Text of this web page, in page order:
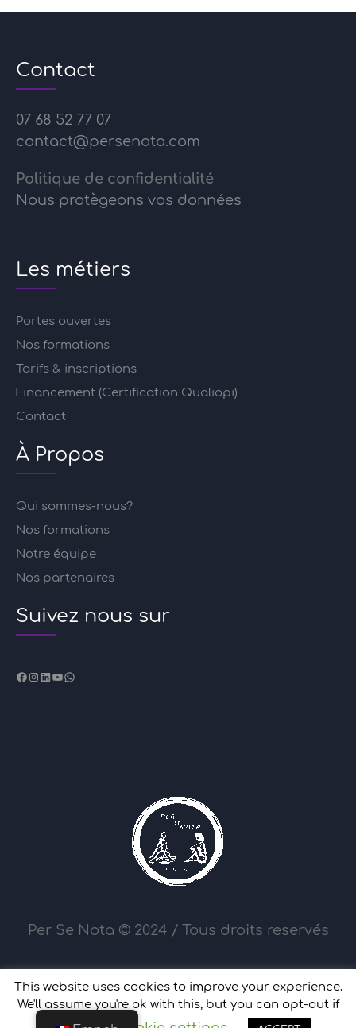
Contact
07 68 52 77 07
contact@persenota.com
Politique de confidentialité
Nous protègeons vos données
Les métiers
Portes ouvertes
Nos formations
Tarifs & inscriptions
Financement (Certification Qualiopi)
Contact
À Propos
Qui sommes-nous?
Nos formations
Notre équipe
Nos partenaires
Suivez nous sur
Facebook
Instagram
LinkedIn
YouTube
WhatsApp
Per Se Nota © 2024 / Tous droits reservés
This website uses cookies to improve your experience.
We'll assume you're ok with this, but you can opt-out if